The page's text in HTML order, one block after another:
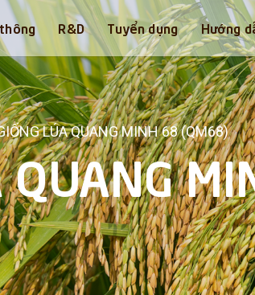
R&D Tuyển dụng Hướng
LÚA QUANG MINH 68 (QM68)
QUANG